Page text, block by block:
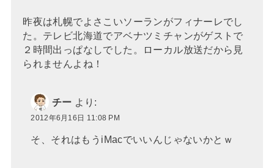
昨夜は札幌でよさこいソーランがフィナーレでし
た。テレビ北海道でアベナツミチャンがゲストで
２時間出っぱなしでした。ローカル放送だから見
られませんよね！
チー より:
2012年6月16日 11:08 PM
そ、それはもうiMacでいいんじゃないかとｗ